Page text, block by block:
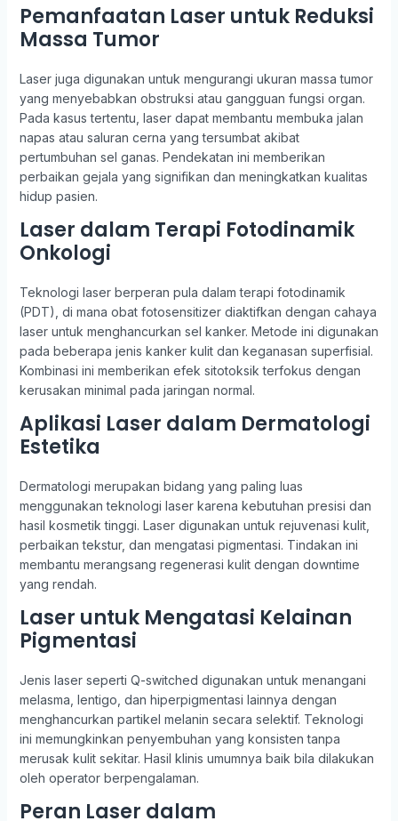
Pemanfaatan Laser untuk Reduksi
Massa Tumor
Laser juga digunakan untuk mengurangi ukuran massa tumor
yang menyebabkan obstruksi atau gangguan fungsi organ.
Pada kasus tertentu, laser dapat membantu membuka jalan
napas atau saluran cerna yang tersumbat akibat
pertumbuhan sel ganas. Pendekatan ini memberikan
perbaikan gejala yang signifikan dan meningkatkan kualitas
hidup pasien.
Laser dalam Terapi Fotodinamik
Onkologi
Teknologi laser berperan pula dalam terapi fotodinamik
(PDT), di mana obat fotosensitizer diaktifkan dengan cahaya
laser untuk menghancurkan sel kanker. Metode ini digunakan
pada beberapa jenis kanker kulit dan keganasan superfisial.
Kombinasi ini memberikan efek sitotoksik terfokus dengan
kerusakan minimal pada jaringan normal.
Aplikasi Laser dalam Dermatologi
Estetika
Dermatologi merupakan bidang yang paling luas
menggunakan teknologi laser karena kebutuhan presisi dan
hasil kosmetik tinggi. Laser digunakan untuk rejuvenasi kulit,
perbaikan tekstur, dan mengatasi pigmentasi. Tindakan ini
membantu merangsang regenerasi kulit dengan downtime
yang rendah.
Laser untuk Mengatasi Kelainan
Pigmentasi
Jenis laser seperti Q-switched digunakan untuk menangani
melasma, lentigo, dan hiperpigmentasi lainnya dengan
menghancurkan partikel melanin secara selektif. Teknologi
ini memungkinkan penyembuhan yang konsisten tanpa
merusak kulit sekitar. Hasil klinis umumnya baik bila dilakukan
oleh operator berpengalaman.
Peran Laser dalam